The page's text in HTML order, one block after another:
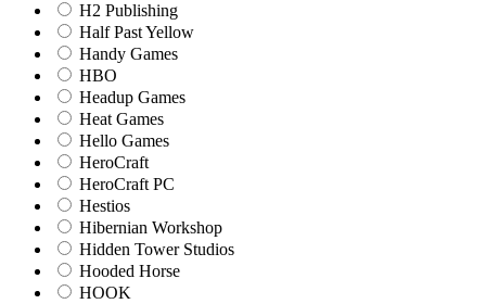
H2 Publishing
Half Past Yellow
Handy Games
HBO
Headup Games
Heat Games
Hello Games
HeroCraft
HeroCraft PC
Hestios
Hibernian Workshop
Hidden Tower Studios
Hooded Horse
HOOK